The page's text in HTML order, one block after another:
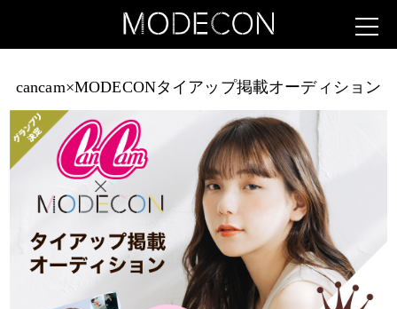
cancam×MODECONタイアップ掲載オーディション